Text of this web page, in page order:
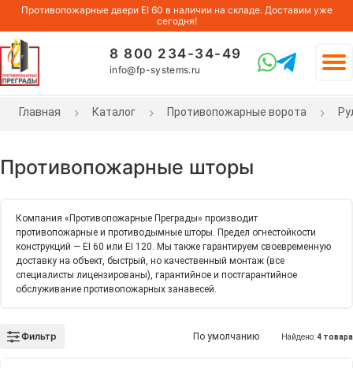
Противопожарные двери EI 60 в наличии на складе. Доставим уже
сегодня!
info@fp-systems.ru
8 800 234-34-49
Главная Каталог Противопожарные ворота
Противопожарные шторы
Компания «Противопожарные Преграды» производит
противопожарные и противодымные шторы. Предел огнестойкости
конструкций — EI 60 или EI 120. Мы также гарантируем своевременную
доставку на объект, быстрый, но качественный монтаж (все
специалисты лицензированы), гарантийное и постгарантийное
обслуживание противопожарных занавесей.
Фильтр По умолчанию Найдено:4 товара